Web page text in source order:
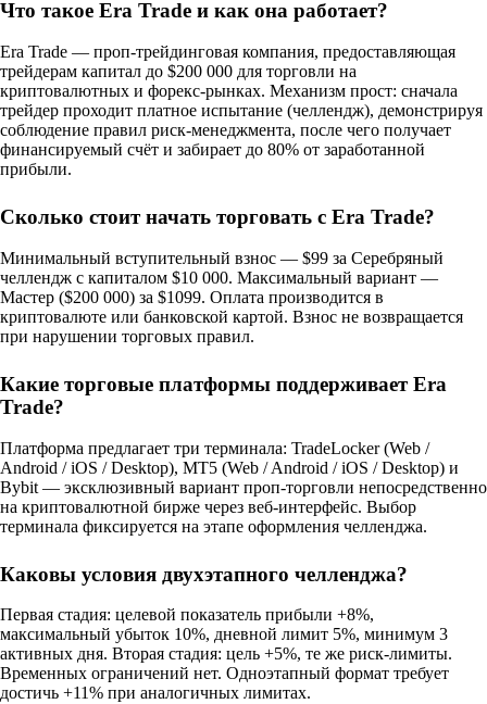
Что такое Era Trade и как она работает?
Era Trade — проп-трейдинговая компания, предоставляющая
трейдерам капитал до $200 000 для торговли на
криптовалютных и форекс-рынках. Механизм прост: сначала
трейдер проходит платное испытание (челлендж), демонстрируя
соблюдение правил риск-менеджмента, после чего получает
финансируемый счёт и забирает до 80% от заработанной
прибыли.
Сколько стоит начать торговать с Era Trade?
Минимальный вступительный взнос — $99 за Серебряный
челлендж с капиталом $10 000. Максимальный вариант —
Мастер ($200 000) за $1099. Оплата производится в
криптовалюте или банковской картой. Взнос не возвращается
при нарушении торговых правил.
Какие торговые платформы поддерживает Era
Trade?
Платформа предлагает три терминала: TradeLocker (Web /
Android / iOS / Desktop), MT5 (Web / Android / iOS / Desktop) и
Bybit — эксклюзивный вариант проп-торговли непосредственно
на криптовалютной бирже через веб-интерфейс. Выбор
терминала фиксируется на этапе оформления челленджа.
Каковы условия двухэтапного челленджа?
Первая стадия: целевой показатель прибыли +8%,
максимальный убыток 10%, дневной лимит 5%, минимум 3
активных дня. Вторая стадия: цель +5%, те же риск-лимиты.
Временных ограничений нет. Одноэтапный формат требует
достичь +11% при аналогичных лимитах.